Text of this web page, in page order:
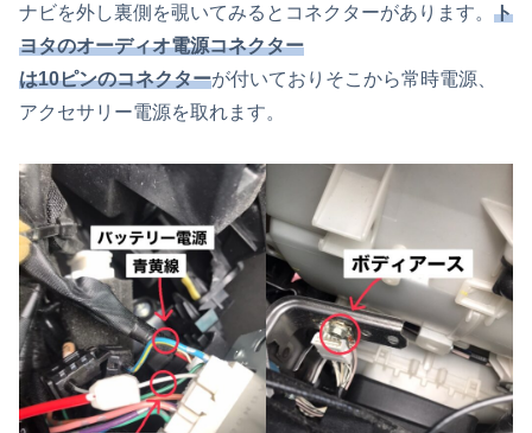
ナビを外し裏側を覗いてみるとコネクターがあります。 ト
ヨタのオーディオ電源コネクター
は10ピンのコネクターが付いておりそこから常時電源、
アクセサリー電源を取れます。